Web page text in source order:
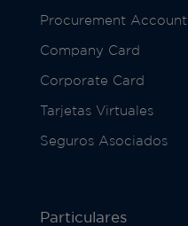
Procurement Account
Company Card
Corporate Card
Tarjetas Virtuales
Seguros Asociados
Particulares